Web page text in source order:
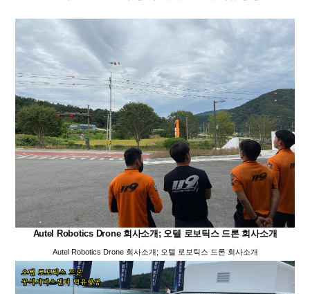
Autel Robotics Drone 회사소개; 오텔 로보틱스 드론 회사소개
Autel Robotics Drone 회사소개; 오텔 로보틱스 드론 회사소개